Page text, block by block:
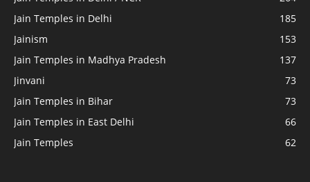
Jain Temples in Delhi
185
Jainism
153
Jain Temples in Madhya Pradesh
137
Jinvani
73
Jain Temples in Bihar
73
Jain Temples in East Delhi
66
Jain Temples
62